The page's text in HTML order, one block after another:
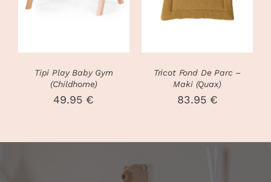
Tipi Play Baby Gym
(Childhome)
49.95 €
Tricot Fond De Parc –
Maki (Quax)
83.95 €